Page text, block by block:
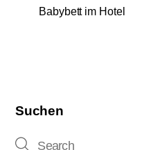
Babybett im Hotel
Suchen